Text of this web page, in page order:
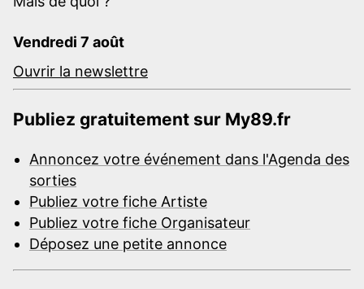
Vendredi 7 août
Ouvrir la newslettre
Publiez gratuitement sur My89.fr
Annoncez votre événement dans l'Agenda des
sorties
Publiez votre fiche Artiste
Publiez votre fiche Organisateur
Déposez une petite annonce